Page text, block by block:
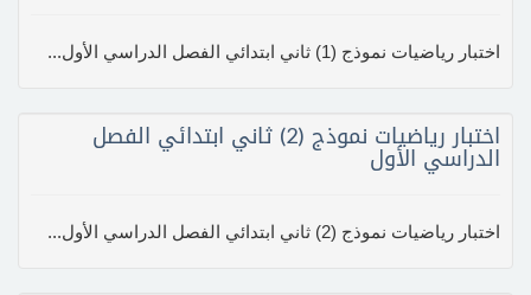
اختبار رياضيات نموذج (1) ثاني ابتدائي الفصل الدراسي الأول...
اختبار رياضيات نموذج (2) ثاني ابتدائي الفصل
الدراسي الأول
اختبار رياضيات نموذج (2) ثاني ابتدائي الفصل الدراسي الأول...